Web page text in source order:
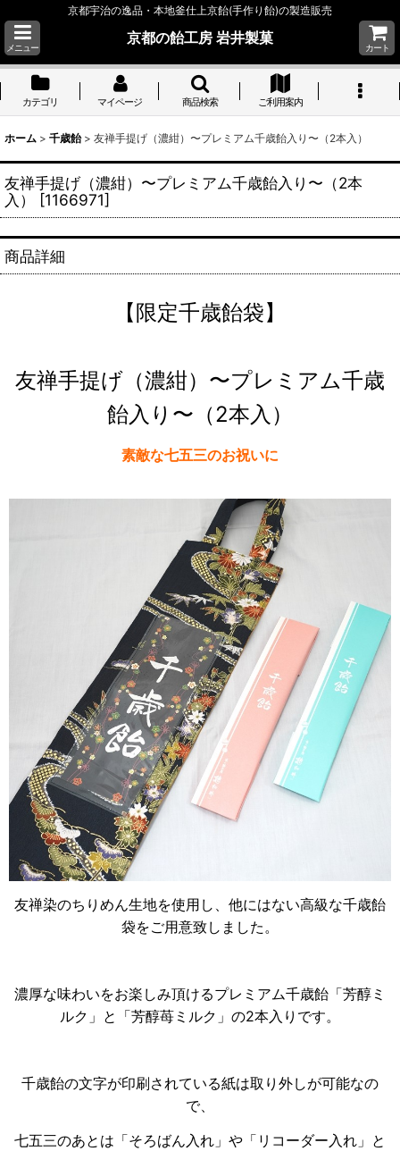
京都宇治の逸品・本地釜仕上京飴(手作り飴)の製造販売
メニュー
京都の飴工房 岩井製菓
カート
カテゴリ マイページ 商品検索 ご利用案内
ホーム > 千歳飴 > 友禅手提げ（濃紺）〜プレミアム千歳飴入り〜（2本入）
友禅手提げ（濃紺）〜プレミアム千歳飴入り〜（2本
入）
[1166971]
商品詳細
【限定千歳飴袋】
友禅手提げ（濃紺）〜プレミアム千歳
飴入り〜（2本入）
素敵な七五三のお祝いに
友禅染のちりめん生地を使用し、他にはない高級な千歳飴
袋をご用意致しました。
濃厚な味わいをお楽しみ頂けるプレミアム千歳飴「芳醇ミ
ルク」と「芳醇苺ミルク」の2本入りです。
千歳飴の文字が印刷されている紙は取り外しが可能なの
で、
七五三のあとは「そろばん入れ」や「リコーダー入れ」と